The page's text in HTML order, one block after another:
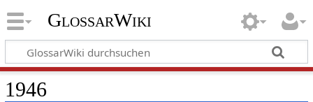
GlossarWiki
1946